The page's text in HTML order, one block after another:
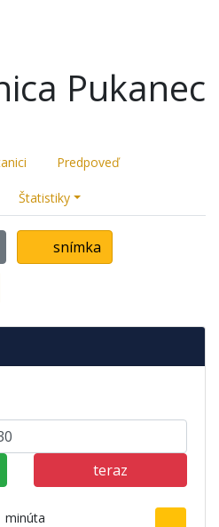
Pukanec
Predpoveď
Štatistiky
snímka
teraz
minúta